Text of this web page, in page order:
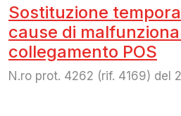
Sostituzione
cause di
collegamento POS
N.ro prot. 4262 (rif. 4169) del